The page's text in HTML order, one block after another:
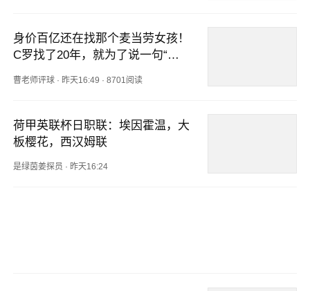
身价百亿还在找那个麦当劳女孩！
C罗找了20年，就为了说一句“我
曹老师评球 · 昨天16:49 ·8701阅读
荷甲英联杯日职联：埃因霍温，大
板樱花，西汉姆联
是绿茵姜探员 · 昨天16:24